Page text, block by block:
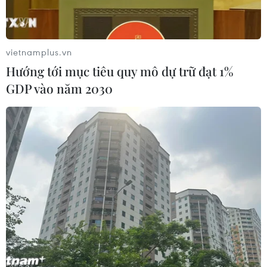
lịch sử, đụng độ nhiều đạo diễn
'trăm tỷ'
CƠ QUAN CHỦ QUẢN: THÔNG TẤN XÃ VIỆT NAM
Tổng Biên tập: TRẦN TIẾN DUẨN
Phó Tổng Biên tập: NGUYỄN THỊ TÁM, KHÚC THANH
THỦY
vietnamplus.vn
Hướng tới mục tiêu quy mô dự trữ đạt 1%
GDP vào năm 2030